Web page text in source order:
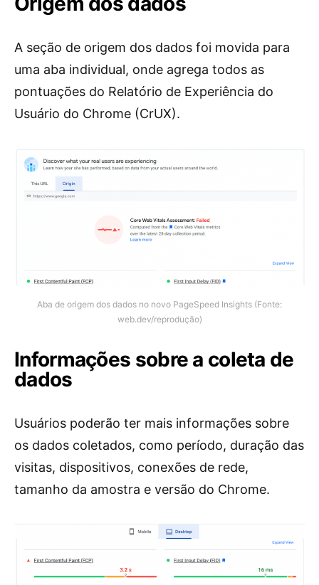
A seção de origem dos dados foi movida para
uma aba individual, onde agrega todos as
pontuações do Relatório de Experiência do
Usuário do Chrome (CrUX).
Aba de origem dos dados no novo PageSpeed Insights (Fonte:
web.dev/reprodução)
Informações sobre a coleta de
dados
Usuários poderão ter mais informações sobre
os dados coletados, como período, duração das
visitas, dispositivos, conexões de rede,
tamanho da amostra e versão do Chrome.